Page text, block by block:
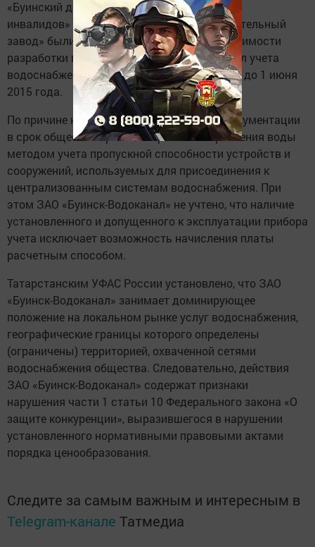
«Буинский дом-интернат для престарелых и
инвалидов» и ООО «Буинский машиностроительный
завод» были направлены письма о необходимости
разработки проектной документации на узел учета
водоснабжения и ее предоставлении в срок до 1 июня
2015 года.
По причине непредставления проектной документации
в срок общество произвело расчет потребления воды
методом учета пропускной способности устройств и
сооружений, используемых для присоединения к
централизованным системам водоснабжения. При
этом ЗАО «Буинск-Водоканал» не учтено, что наличие
установленного и допущенного к эксплуатации прибора
учета исключает возможность начисления платы
расчетным способом.
Татарстанским УФАС России установлено, что ЗАО
«Буинск-Водоканал» занимает доминирующее
положение на локальном рынке услуг водоснабжения,
географические границы которого определены
(ограничены) территорией, охваченной сетями
водоснабжения общества. Следовательно, действия
ЗАО «Буинск-Водоканал» содержат признаки
нарушения части 1 статьи 10 Федерального закона «О
защите конкуренции», выразившегося в нарушении
установленного нормативными правовыми актами
порядка ценообразования.
Следите за самым важным и интересным в
Telegram-канале Татмедиа